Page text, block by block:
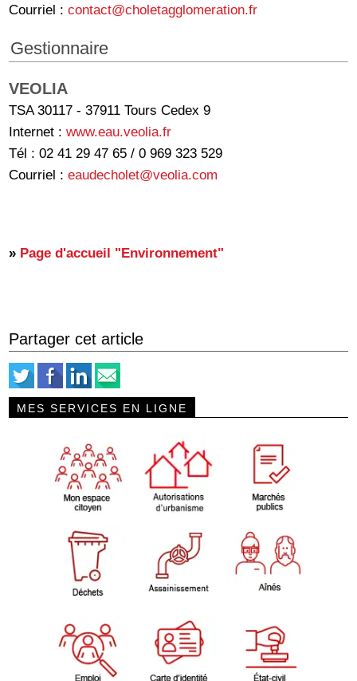
Courriel :contact@choletagglomeration.fr
Gestionnaire
VEOLIA
TSA 30117 - 37911 Tours Cedex 9
Internet :www.eau.veolia.fr
Tél : 02 41 29 47 65 / 0 969 323 529
Courriel :eaudecholet@veolia.com
» Page d'accueil "Environnement"
Partager cet article
MES SERVICES EN LIGNE